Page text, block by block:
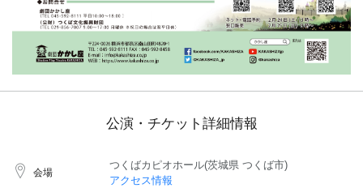
公演・チケット詳細情報
会場
つくばカピオホール(茨城県 つくば市)
アクセス情報